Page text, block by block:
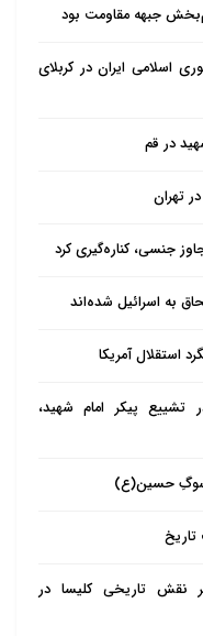
جبهه مقاومت بود
اسلامی ایران در کربلای
در قم
تهران
جنسی، کناره‌گیری کرد
به اسرائیل شده‌اند
استقلال آمریکا
تشییع پیکر امام شهید،
سوگِ حسین(ع)
نقش تاریخی کلیسا در